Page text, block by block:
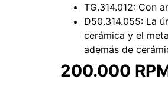
TG.314.012: Con
D50.314.055: La
cerámica y el
además de
200.000